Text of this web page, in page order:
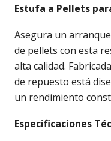
Estufa a Pellets
Asegura un
de pellets con esta
alta calidad.
de repuesto está
un rendimiento
Especificaciones